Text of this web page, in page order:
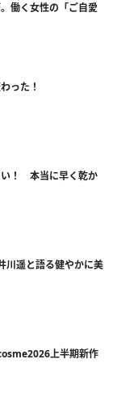
働く女性の「ご自愛
わった！
い！ 本当に早く乾か
遥と語る健やかに美
上半期新作